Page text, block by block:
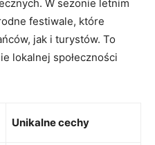
W ⁣sezonie letnim
festiwale, ‌które
jak⁤ i turystów.⁣ To
lokalnej⁣ społeczności
Unikalne cechy